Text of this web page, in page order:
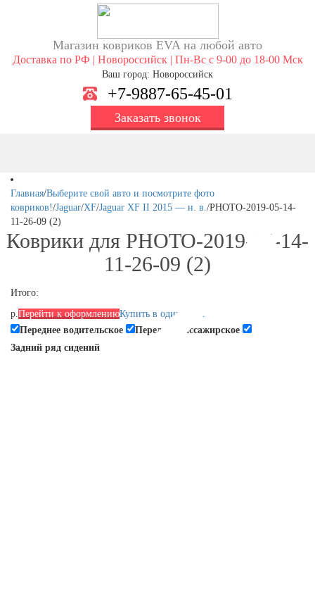
Магазин ковриков EVA ​на любой авто
Доставка по РФ | Новороссийск | Пн-Вс с 9-00 до 18-00 Мск
Ваш город: Новороссийск
+7-9887-65-45-01
Заказать звонок
Главная/Выберите свой авто и посмотрите фото
ковриков!/Jaguar/XF/Jaguar XF II 2015 — н. в./PHOTO-2019-05-14-
11-26-09 (2)
Коврики для PHOTO-2019-05-14-
11-26-09 (2)
Итого:
р.Перейти к оформлениюКупить в один клик
Переднее водительское
Переднее пассажирское
Задний ряд сидений